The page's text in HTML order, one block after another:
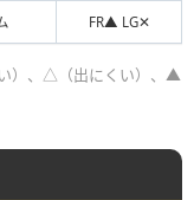
FR▲ LG✕
）、△（出にくい）、▲